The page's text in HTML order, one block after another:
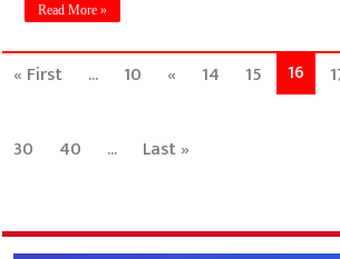
Read More »
« First ... 10 « 14 15 16
30
40 ... Last »